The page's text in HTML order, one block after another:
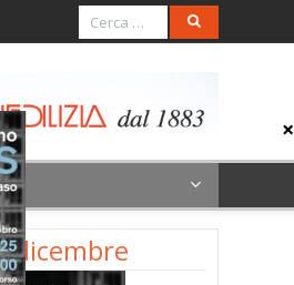
dicembre